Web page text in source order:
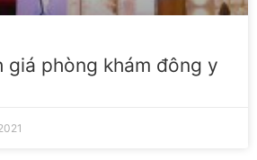
giá phòng khám đông y